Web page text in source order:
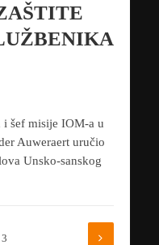
i šef misije IOM-a u
Auweraert uručio
Unsko-sanskog
3